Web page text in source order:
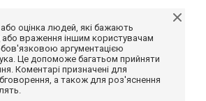
або оцінка людей, які бажають
або враження іншим користувачам
аргументацією
Це допоможе багатьом прийняти
Коментарі призначені для
а також для роз'яснення